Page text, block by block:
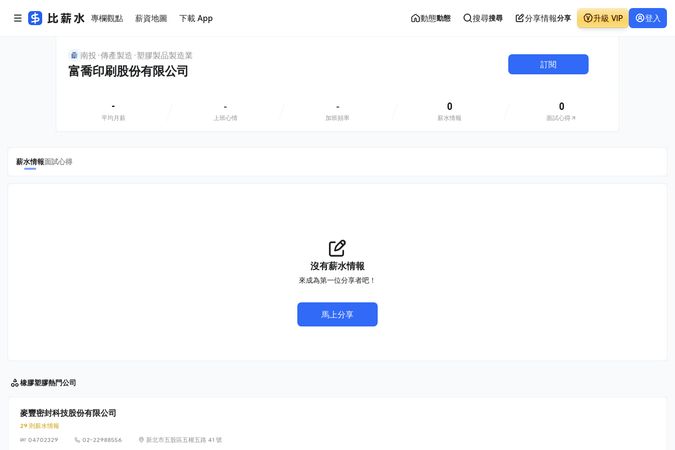
專欄觀點 薪資地圖 下載 App 動態動態 搜尋搜尋 分享情報分享 升級 VIP 登入
南投 傳產製造 塑膠製品製造業
富喬印刷股份有限公司 訂閱
-
平均月薪
-
上班心情
-
加班頻率
0
薪水情報
0
面試心得
薪水情報面試心得
沒有薪水情報
來成為第一位分享者吧！
馬上分享
橡膠塑膠熱門公司
麥豐密封科技股份有限公司
29 則薪水情報
04702329
02-22988556 新北市五股區五權五路 41 號